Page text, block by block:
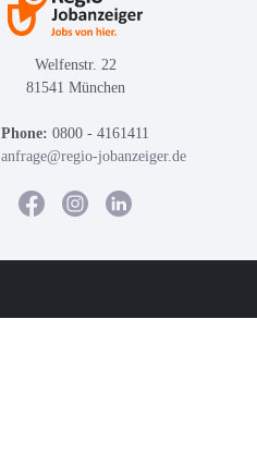
Welfenstr. 22
81541 München
Phone: 0800 - 4161411
anfrage@regio-jobanzeiger.de